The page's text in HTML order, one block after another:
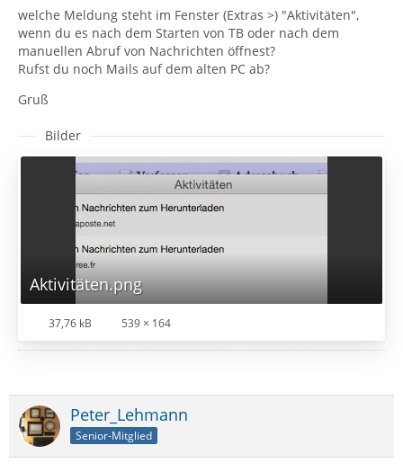
welche Meldung steht im Fenster (Extras >) "Aktivitäten",
wenn du es nach dem Starten von TB oder nach dem
manuellen Abruf von Nachrichten öffnest?
Rufst du noch Mails auf dem alten PC ab?
Gruß
Bilder
Aktivitäten.png
37,76 kB 539 × 164
Peter_Lehmann
Senior-Mitglied